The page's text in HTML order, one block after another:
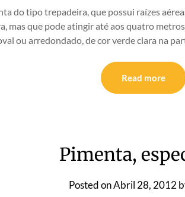
do tipo trepadeira, que possui raízes
mas que pode atingir até aos quatro
ou arredondado, de cor verde clara na
Read more
Pimenta,
Posted onAbril 28, 2012